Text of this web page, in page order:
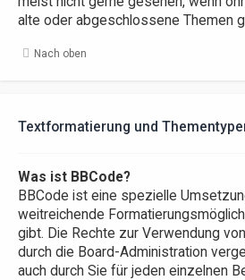
alte oder abgeschlossene Themen
Nach oben
Textformatierung und
Was ist BBCode?
BBCode ist eine spezielle
weitreichende
gibt. Die Rechte zur Verwendung
durch die Board-Administration
auch durch Sie für jeden einzelnen